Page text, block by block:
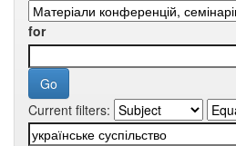
for
Current filters: